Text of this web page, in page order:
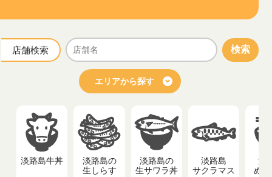
店舗検索 検索
エリアから探す
淡路島牛丼
淡路島の
生しらす
淡路島の
生サワラ丼
淡路島
サクラマス
淡
ぬ